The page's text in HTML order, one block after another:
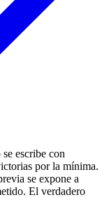
escribe con
por la mínima.
se expone a
El verdadero